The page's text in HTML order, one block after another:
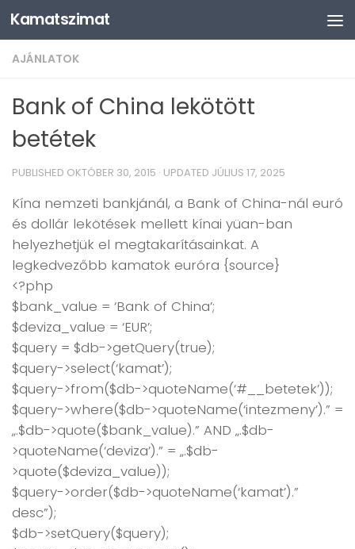
Skip to content
Kamatszimat
AJÁNLATOK
Bank of China lekötött
betétek
PUBLISHED OKTÓBER 30, 2015 · UPDATED JÚLIUS 17, 2025
Kína nemzeti bankjánál, a Bank of China-nál euró
és dollár lekötések mellett kínai yüan-ban
helyezhetjük el megtakarításainkat. A
legkedvezőbb kamatok euróra {source}
<?php
$bank_value = ‘Bank of China’;
$deviza_value = ‘EUR’;
$query = $db->getQuery(true);
$query->select(‘kamat’);
$query->from($db->quoteName(‘#__betetek’));
$query->where($db->quoteName(‘intezmeny’).” =
„.$db->quote($bank_value).” AND „.$db-
>quoteName(‘deviza’).” = „.$db-
>quote($deviza_value));
$query->order($db->quoteName(‘kamat’).”
desc”);
$db->setQuery($query);